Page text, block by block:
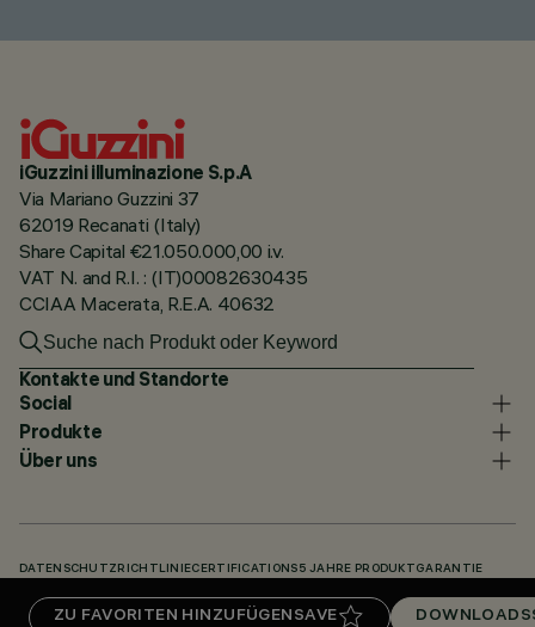
ZU FAVORITEN HINZUFÜGEN SAVE DOWNLOADS
iGuzzini illuminazione S.p.A
Via Mariano Guzzini 37
62019 Recanati (Italy)
Share Capital €21.050.000,00 i.v.
VAT N. and R.I. : (IT)00082630435
CCIAA Macerata, R.E.A. 40632
Kontakte und Standorte
Social
Produkte
Über uns
DATENSCHUTZRICHTLINIECERTIFICATIONS 5 JAHRE PRODUKTGARANTIE
UNSERE CODES KNOWLEDGE BASE (LOGIN REQUIRED) DOWNLOADS